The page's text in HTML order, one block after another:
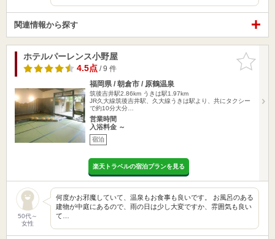
関連情報から探す
お気に入
りに追加
ホテルパーレンス小野屋
4.5点/ 9 件
福岡県 / 朝倉市 / 原鶴温泉
筑後吉井駅2.86km うきは駅1.97km
JR久大線筑後吉井駅、久大線うきは駅より、共にタクシー
で約10分大分…
営業時間
入浴料金 ～
宿泊
楽天トラベルの宿泊プランを見る
50代～
女性
何度かお邪魔していて、温泉もお食事も良いです。 お風呂のある
建物が中庭にあるので、雨の日は少し大変ですか、雰囲気も良い
て…